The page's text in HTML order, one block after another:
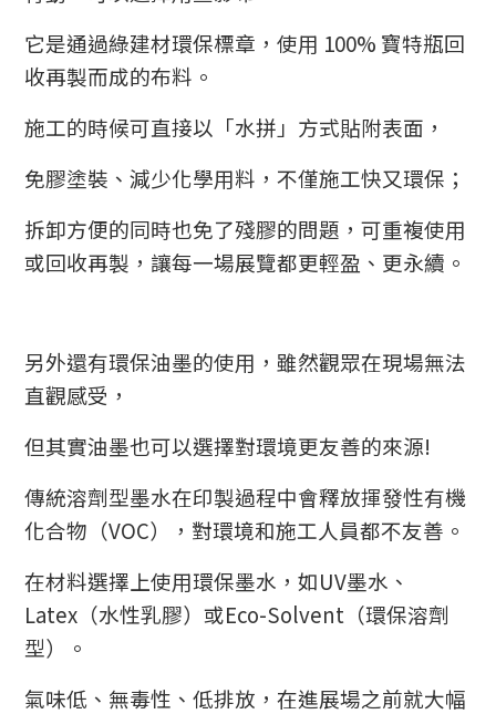
它是通過綠建材環保標章，使用 100% 寶特瓶回
收再製而成的布料。
施工的時候可直接以「水拼」方式貼附表面，
免膠塗裝、減少化學用料，不僅施工快又環保；
拆卸方便的同時也免了殘膠的問題，可重複使用
或回收再製，讓每一場展覽都更輕盈、更永續。
另外還有環保油墨的使用，雖然觀眾在現場無法
直觀感受，
但其實油墨也可以選擇對環境更友善的來源!
傳統溶劑型墨水在印製過程中會釋放揮發性有機
化合物（VOC），對環境和施工人員都不友善。
在材料選擇上使用環保墨水，如UV墨水、
Latex（水性乳膠）或Eco-Solvent（環保溶劑
型）。
氣味低、無毒性、低排放，在進展場之前就大幅